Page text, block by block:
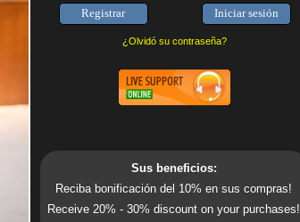
¿Olvidó su contraseña?
Sus beneficios:
Reciba bonificación del 10% en sus compras!
Receive 20% - 30% discount on your purchases!